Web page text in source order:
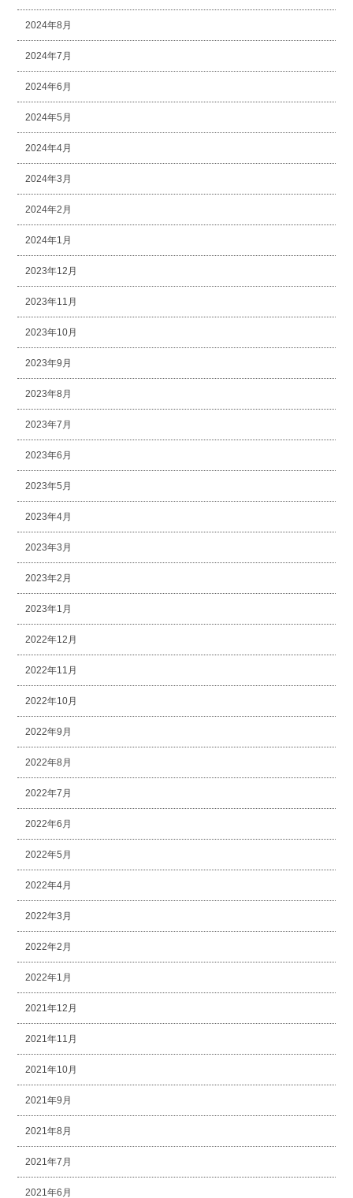
2024年8月
2024年7月
2024年6月
2024年5月
2024年4月
2024年3月
2024年2月
2024年1月
2023年12月
2023年11月
2023年10月
2023年9月
2023年8月
2023年7月
2023年6月
2023年5月
2023年4月
2023年3月
2023年2月
2023年1月
2022年12月
2022年11月
2022年10月
2022年9月
2022年8月
2022年7月
2022年6月
2022年5月
2022年4月
2022年3月
2022年2月
2022年1月
2021年12月
2021年11月
2021年10月
2021年9月
2021年8月
2021年7月
2021年6月